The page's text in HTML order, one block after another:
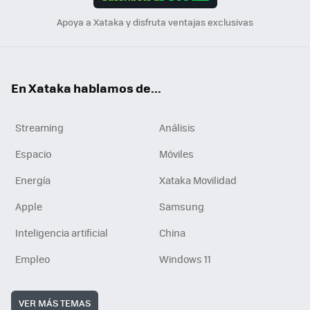
Apoya a Xataka y disfruta ventajas exclusivas
En Xataka hablamos de...
Streaming
Análisis
Espacio
Móviles
Energía
Xataka Movilidad
Apple
Samsung
Inteligencia artificial
China
Empleo
Windows 11
VER MÁS TEMAS